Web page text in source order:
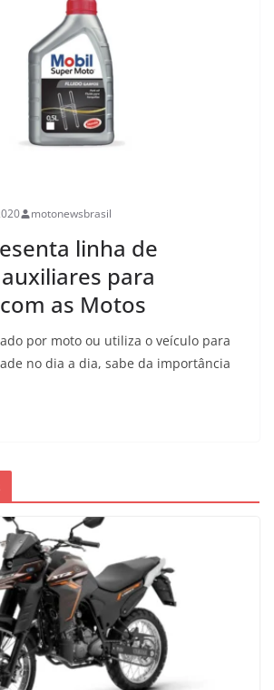
motonewsbrasil
linha de
para
as Motos
por moto ou utiliza o veículo para
no dia a dia, sabe da importância